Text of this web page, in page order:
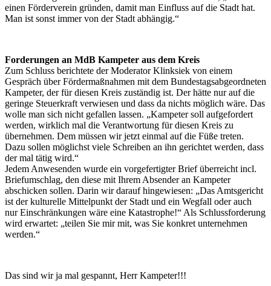
einen Förderverein gründen, damit man Einfluss auf die Stadt hat.
Man ist sonst immer von der Stadt abhängig.“
Forderungen an MdB Kampeter aus dem Kreis
Zum Schluss berichtete der Moderator Klinksiek von einem
Gespräch über Fördermaßnahmen mit dem Bundestagsabgeordneten
Kampeter, der für diesen Kreis zuständig ist. Der hätte nur auf die
geringe Steuerkraft verwiesen und dass da nichts möglich wäre. Das
wolle man sich nicht gefallen lassen. „Kampeter soll aufgefordert
werden, wirklich mal die Verantwortung für diesen Kreis zu
übernehmen. Dem müssen wir jetzt einmal auf die Füße treten.
Dazu sollen möglichst viele Schreiben an ihn gerichtet werden, dass
der mal tätig wird.“
Jedem Anwesenden wurde ein vorgefertigter Brief überreicht incl.
Briefumschlag, den diese mit Ihrem Absender an Kampeter
abschicken sollen. Darin wir darauf hingewiesen: „Das Amtsgericht
ist der kulturelle Mittelpunkt der Stadt und ein Wegfall oder auch
nur Einschränkungen wäre eine Katastrophe!“ Als Schlussforderung
wird erwartet: „teilen Sie mir mit, was Sie konkret unternehmen
werden.“
Das sind wir ja mal gespannt, Herr Kampeter!!!